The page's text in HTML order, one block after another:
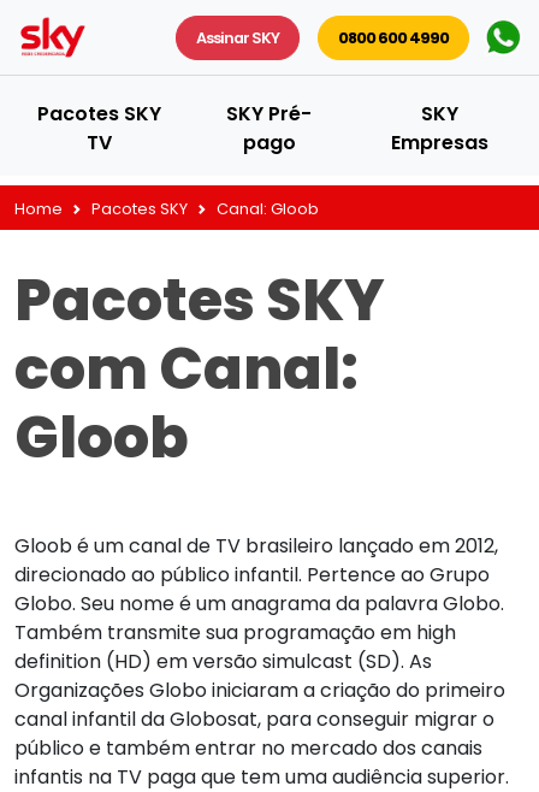
Assinar SKY 0800 600 4990
Pacotes SKY
TV
SKY Pré-
pago
SKY
Empresas
Home Pacotes SKY Canal: Gloob
Pacotes SKY
com Canal:
Gloob
Gloob é um canal de TV brasileiro lançado em 2012,
direcionado ao público infantil. Pertence ao Grupo
Globo. Seu nome é um anagrama da palavra Globo.
Também transmite sua programação em high
definition (HD) em versão simulcast (SD). As
Organizações Globo iniciaram a criação do primeiro
canal infantil da Globosat, para conseguir migrar o
público e também entrar no mercado dos canais
infantis na TV paga que tem uma audiência superior.